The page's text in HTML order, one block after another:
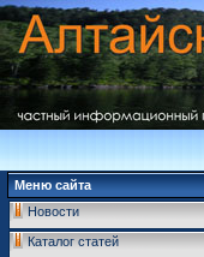
Меню сайта
Новости
Каталог статей